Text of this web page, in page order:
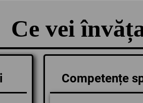
Ce vei
Competențe